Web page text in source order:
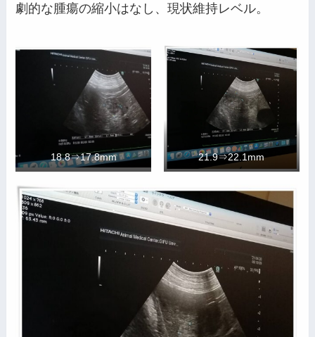
劇的な腫瘍の縮小はなし、現状維持レベル。
18.8⇒17.8mm 21.9⇒22.1mm